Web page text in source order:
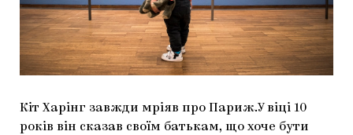
Кіт Харінг завжди мріяв про Париж.У віці 10
років він сказав своїм батькам, що хоче бути